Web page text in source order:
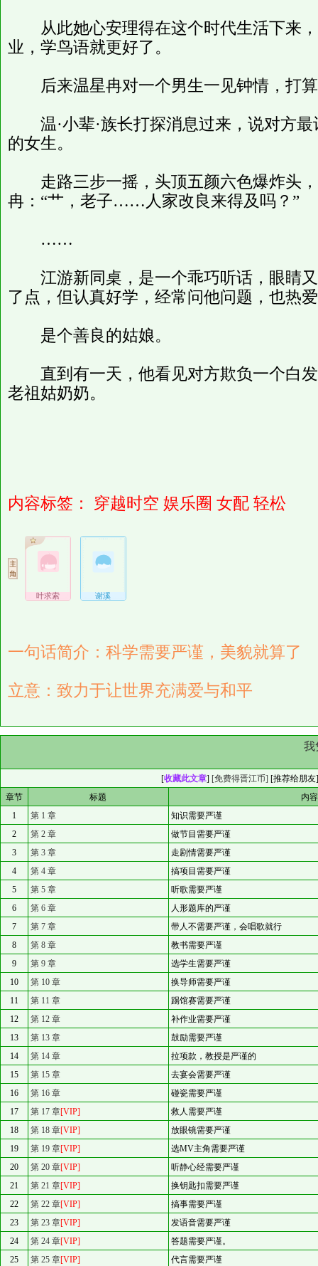
从此她心安理得在这个时代生活下来，
业，学鸟语就更好了。
后来温星冉对一个男生一见钟情，打算
温·小辈·族长打探消息过来，说对方最
的女生。
走路三步一摇，头顶五颜六色爆炸头，
冉：“艹，老子……人家改良来得及吗？”
……
江游新同桌，是一个乖巧听话，眼睛又
了点，但认真好学，经常问他问题，也热
是个善良的姑娘。
直到有一天，他看见对方欺负一个白发
老祖姑奶奶。
内容标签： 穿越时空 娱乐圈 女配 轻松
叶求索 谢溪
一句话简介：科学需要严谨，美貌就算了
立意：致力于让世界充满爱与和平
我
[收藏此文章] [免费得晋江币] [推荐给朋友
章节
标题
内
1
第 1 章
知识需要严谨
2
第 2 章
做节目需要严谨
3
第 3 章
走剧情需要严谨
4
第 4 章
搞项目需要严谨
5
第 5 章
听歌需要严谨
6
第 6 章
人形题库的严谨
7
第 7 章
带人不需要严谨，会唱歌就行
8
第 8 章
教书需要严谨
9
第 9 章
选学生需要严谨
10
第 10 章
换导师需要严谨
11
第 11 章
踢馆赛需要严谨
12
第 12 章
补作业需要严谨
13
第 13 章
鼓励需要严谨
14
第 14 章
拉项款，教授是严谨的
15
第 15 章
去宴会需要严谨
16
第 16 章
碰瓷需要严谨
17
第 17 章[VIP]
救人需要严谨
18
第 18 章[VIP]
放眼镜需要严谨
19
第 19 章[VIP]
选MV主角需要严谨
20
第 20 章[VIP]
听静心经需要严谨
21
第 21 章[VIP]
换钥匙扣需要严谨
22
第 22 章[VIP]
搞事需要严谨
23
第 23 章[VIP]
发语音需要严谨
24
第 24 章[VIP]
答题需要严谨。
25
第 25 章[VIP] 代言需要严谨